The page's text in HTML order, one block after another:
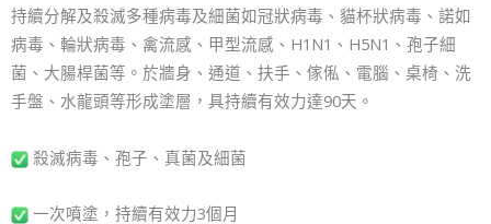
持續分解及殺滅多種病毒及細菌如冠狀病毒、貓杯狀病毒、諾如
病毒、輪狀病毒、禽流感、甲型流感、H1N1、H5N1、孢子細
菌、大腸桿菌等。於牆身、通道、扶手、傢俬、電腦、桌椅、洗
手盤、水龍頭等形成塗層，具持續有效力達90天。
殺滅病毒、孢子、真菌及細菌
一次噴塗，持續有效力3個月